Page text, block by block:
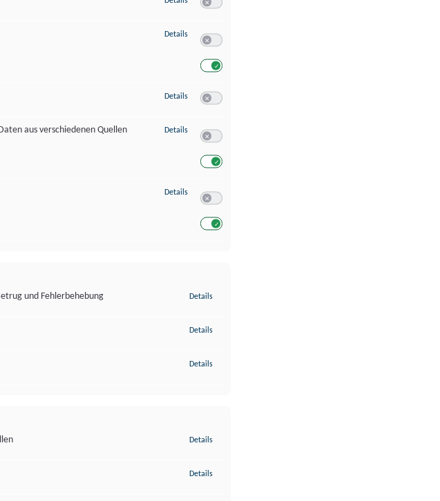
Details zu Messung der Werbeleistung
Details zu Messung der Performance von Inhalten
aus verschiedenen Quellen
Details zu Analyse von Zielgruppen durch Statistiken oder Kombinationen von
Details zu Entwicklung und Verbesserung der Angebote
und Fehlerbehebung
Details
Details
Details
Details
Details